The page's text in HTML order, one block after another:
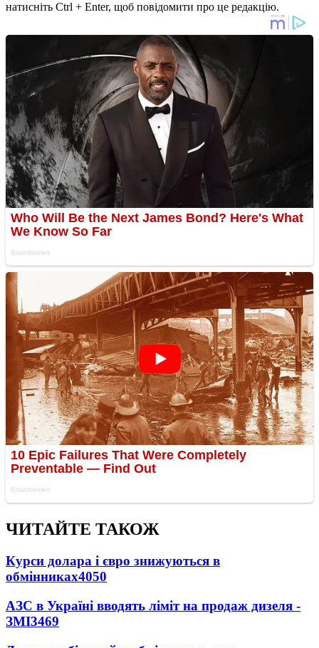
натисніть Ctrl + Enter, щоб повідомити про це редакцію.
ЧИТАЙТЕ ТАКОЖ
Курси долара і євро знижуються в
обмінниках4050
АЗС в Україні вводять ліміт на продаж дизеля -
ЗМІ3469